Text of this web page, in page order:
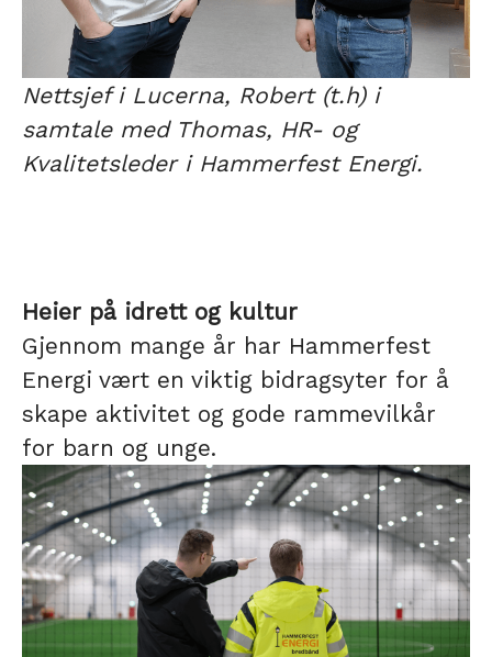
Nettsjef i Lucerna, Robert (t.h) i
samtale med Thomas, HR- og
Kvalitetsleder i Hammerfest Energi.
Heier på idrett og kultur
Gjennom mange år har Hammerfest
Energi vært en viktig bidragsyter for å
skape aktivitet og gode rammevilkår
for barn og unge.